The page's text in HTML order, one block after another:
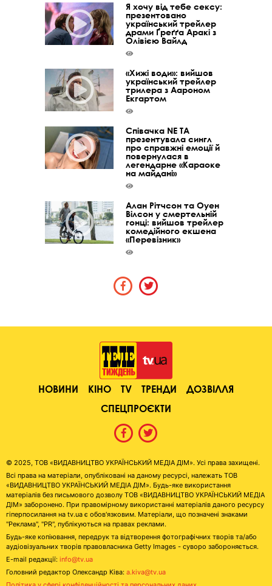
Я хочу від тебе сексу:
презентовано
український трейлер
драми Ґреґґа Аракі з
Олівією Вайлд
«Хижі води»: вийшов
український трейлер
трилера з Аароном
Екгартом
Співачка NE TA
презентувала сингл
про справжні емоції й
повернулася в
легендарне «Караоке
на майдані»
Алан Рітчсон та Оуен
Вілсон у смертельній
гонці: вийшов трейлер
комедійного екшена
«Перевізник»
НОВИНИ КІНО TV ТРЕНДИ
ДОЗВІЛЛЯ
СПЕЦПРОЄКТИ
© 2025, ТОВ «ВИДАВНИЦТВО УКРАЇНСЬКИЙ МЕДІА ДІМ». Усі права захищені.
Всі права на матеріали, опубліковані на даному ресурсі, належать ТОВ
«ВИДАВНИЦТВО УКРАЇНСЬКИЙ МЕДІА ДІМ». Будь-яке використання
матеріалів без письмового дозволу ТОВ «ВИДАВНИЦТВО УКРАЇНСЬКИЙ МЕДІА
ДІМ» заборонено. При правомірному використанні матеріалів даного ресурсу
гіперпосилання на tv.ua є обов'язковим. Матеріали, що позначені знаками
"Реклама", "PR", публікуються на правах реклами.
Будь-яке копіювання, передрук та відтворення фотографічних творів та/або
аудіовізуальних творів правовласника Getty Images - суворо забороняється.
E-mail редакції: info@tv.ua
Головний редактор Олександр Ківа: a.kiva@tv.ua